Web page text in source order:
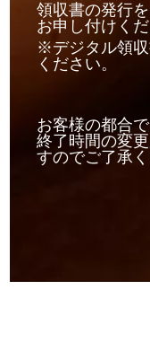
領収書の発行
お申し付けくだ
※デジタル領
ください。
お客様の都合
終了時間の変
すのでご了承く